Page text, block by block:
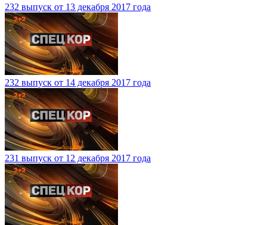
232 выпуск от 13 декабря 2017 года
232 выпуск от 14 декабря 2017 года
231 выпуск от 12 декабря 2017 года